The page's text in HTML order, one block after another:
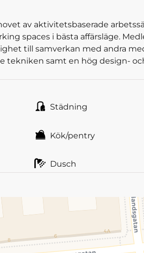
av aktivitetsbaserade
spaces i bästa affärsläge.
till samverkan med andra
tekniken samt en hög design-
Städning
Kök/pentry
Dusch